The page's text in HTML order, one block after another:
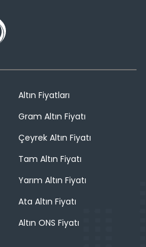
Altın Fiyatları
Gram Altın Fiyatı
Çeyrek Altın Fiyatı
Tam Altın Fiyatı
Yarım Altın Fiyatı
Ata Altın Fiyatı
Altın ONS Fiyatı